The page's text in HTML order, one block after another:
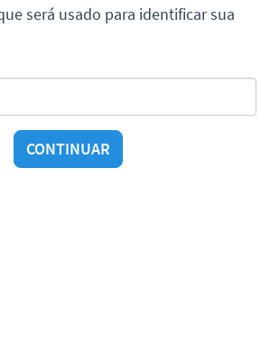
será usado para identificar sua
CONTINUAR